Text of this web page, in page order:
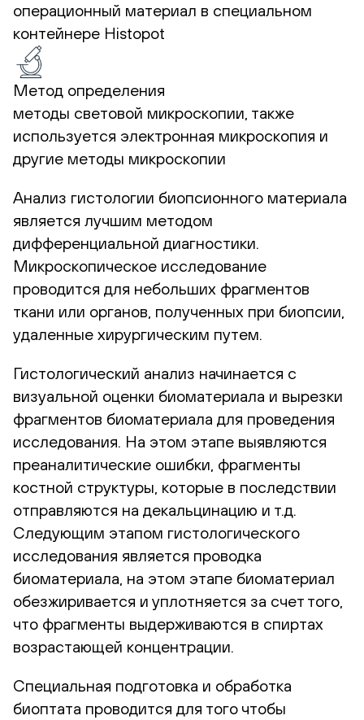
операционный материал в специальном
контейнере Histopot
Метод определения
методы световой микроскопии, также
используется электронная микроскопия и
другие методы микроскопии
Анализ гистологии биопсионного материала
является лучшим методом
дифференциальной диагностики.
Микроскопическое исследование
проводится для небольших фрагментов
ткани или органов, полученных при биопсии,
удаленные хирургическим путем.
Гистологический анализ начинается с
визуальной оценки биоматериала и вырезки
фрагментов биоматериала для проведения
исследования. На этом этапе выявляются
преаналитические ошибки, фрагменты
костной структуры, которые в последствии
отправляются на декальцинацию и т.д.
Следующим этапом гистологического
исследования является проводка
биоматериала, на этом этапе биоматериал
обезжиривается и уплотняется за счет того,
что фрагменты выдерживаются в спиртах
возрастающей концентрации.
Специальная подготовка и обработка
биоптата проводится для того чтобы